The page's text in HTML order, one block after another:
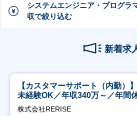
システムエンジニア・プログラ
収で絞り込む
新着求
【カスタマーサポート（内勤）
未経験OK／年収340万～／年間
株式会社RERISE